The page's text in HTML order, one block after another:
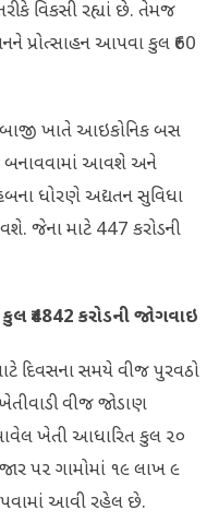
વિકસી રહ્યાં છે. તેમજ
પ્રોત્સાહન આપવા કુલ ₹60
અંબાજી ખાતે આઇકોનિક બસ
આવશે અને
હબના ધોરણે અદ્યતન સુવિધા
જેના માટે 447 કરોડની
કુલ₹4842 કરોડની જોગવાઇ
દિવસના સમયે વીજ પુરવઠો
વીજ જોડાણ
ખેતી આધારિત કુલ ૨૦
૫૨ ગામોમાં ૧૯ લાખ ૯
આવી રહેલ છે.